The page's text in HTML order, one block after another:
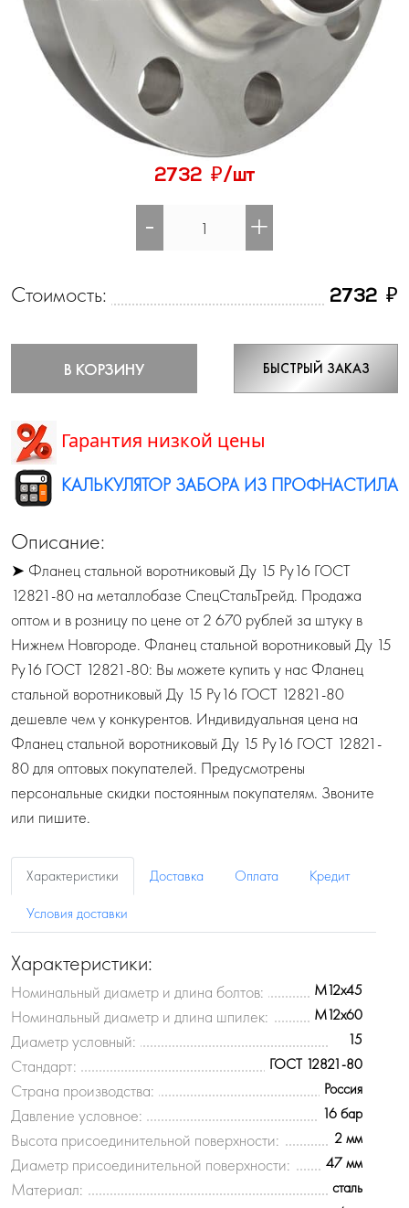
2732 ₽/шт
- +
Стоимость: 2732 ₽
В КОРЗИНУ БЫСТРЫЙ ЗАКАЗ
Гарантия низкой цены
КАЛЬКУЛЯТОР ЗАБОРА ИЗ ПРОФНАСТИЛА
Описание:
➤ Фланец стальной воротниковый Ду 15 Ру16 ГОСТ
12821-80 на металлобазе СпецСтальТрейд. Продажа
оптом и в розницу по цене от 2 670 рублей за штуку в
Нижнем Новгороде. Фланец стальной воротниковый Ду 15
Ру16 ГОСТ 12821-80: Вы можете купить у нас Фланец
стальной воротниковый Ду 15 Ру16 ГОСТ 12821-80
дешевле чем у конкурентов. Индивидуальная цена на
Фланец стальной воротниковый Ду 15 Ру16 ГОСТ 12821-
80 для оптовых покупателей. Предусмотрены
персональные скидки постоянным покупателям. Звоните
или пишите.
Характеристики Доставка Оплата
Кредит
Условия доставки
Характеристики:
Номинальный диаметр и длина болтов: M12x45
Номинальный диаметр и длина шпилек: M12x60
Диаметр условный: 15
Стандарт: ГОСТ 12821-80
Страна производства: Россия
Давление условное: 16 бар
Высота присоединительной поверхности: 2 мм
Диаметр присоединительной поверхности: 47 мм
Материал: сталь